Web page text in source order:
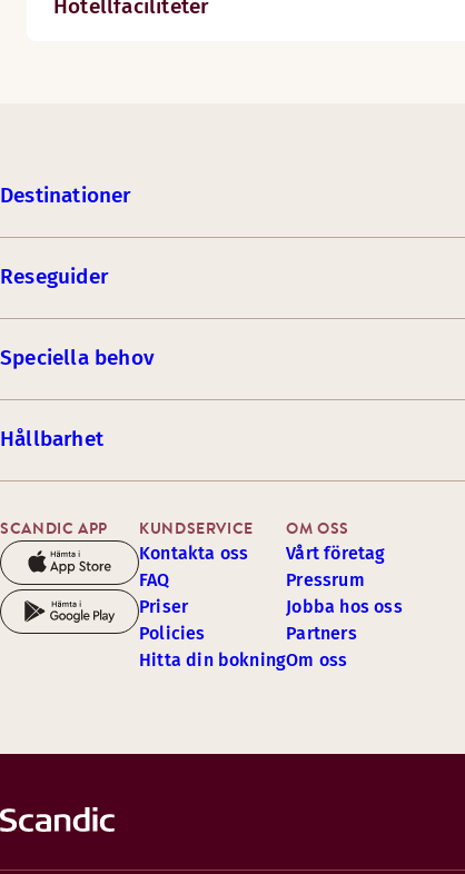
Hotellfaciliteter
Destinationer
Reseguider
Speciella behov
Hållbarhet
SCANDIC APP KUNDSERVICE
Kontakta oss
FAQ
Priser
Policies
Hitta din bokning
OM OSS
Vårt företag
Pressrum
Jobba hos oss
Partners
Om oss